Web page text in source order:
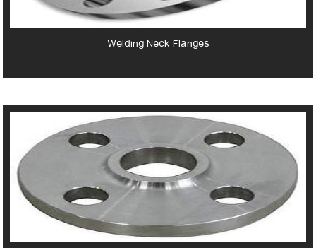
Welding Neck Flanges